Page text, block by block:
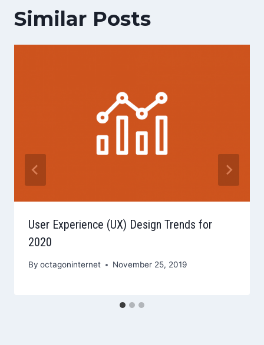
Similar Posts
User Experience (UX) Design Trends for
2020
By octagoninternet November 25, 2019